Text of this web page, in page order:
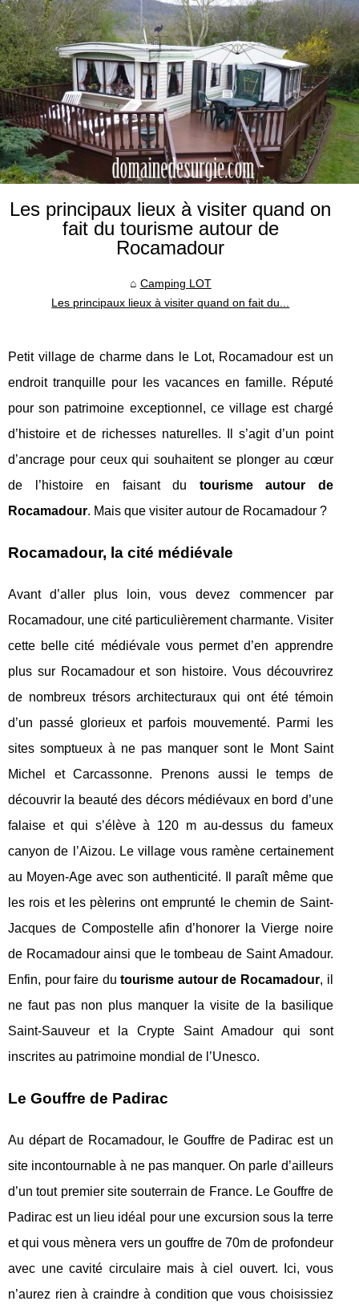
Les principaux lieux à visiter quand on
fait du tourisme autour de
Rocamadour
Camping LOT
Les principaux lieux à visiter quand on fait du...
Petit village de charme dans le Lot, Rocamadour est un
endroit tranquille pour les vacances en famille. Réputé
pour son patrimoine exceptionnel, ce village est chargé
d’histoire et de richesses naturelles. Il s’agit d’un point
d’ancrage pour ceux qui souhaitent se plonger au cœur
de l’histoire en faisant du tourisme autour de
Rocamadour. Mais que visiter autour de Rocamadour ?
Rocamadour, la cité médiévale
Avant d’aller plus loin, vous devez commencer par
Rocamadour, une cité particulièrement charmante. Visiter
cette belle cité médiévale vous permet d’en apprendre
plus sur Rocamadour et son histoire. Vous découvrirez
de nombreux trésors architecturaux qui ont été témoin
d’un passé glorieux et parfois mouvementé. Parmi les
sites somptueux à ne pas manquer sont le Mont Saint
Michel et Carcassonne. Prenons aussi le temps de
découvrir la beauté des décors médiévaux en bord d’une
falaise et qui s’élève à 120 m au-dessus du fameux
canyon de l’Aizou. Le village vous ramène certainement
au Moyen-Age avec son authenticité. Il paraît même que
les rois et les pèlerins ont emprunté le chemin de Saint-
Jacques de Compostelle afin d’honorer la Vierge noire
de Rocamadour ainsi que le tombeau de Saint Amadour.
Enfin, pour faire dutourisme autour de Rocamadour, il
ne faut pas non plus manquer la visite de la basilique
Saint-Sauveur et la Crypte Saint Amadour qui sont
inscrites au patrimoine mondial de l’Unesco.
Le Gouffre de Padirac
Au départ de Rocamadour, le Gouffre de Padirac est un
site incontournable à ne pas manquer. On parle d’ailleurs
d’un tout premier site souterrain de France. Le Gouffre de
Padirac est un lieu idéal pour une excursion sous la terre
et qui vous mènera vers un gouffre de 70m de profondeur
avec une cavité circulaire mais à ciel ouvert. Ici, vous
n’aurez rien à craindre à condition que vous choisissiez